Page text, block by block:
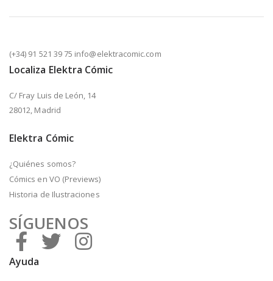
(+34) 91 521 39 75 info@elektracomic.com
Localiza Elektra Cómic
C/ Fray Luis de León, 14
28012, Madrid
Elektra Cómic
¿Quiénes somos?
Cómics en VO (Previews)
Historia de Ilustraciones
SÍGUENOS
Ayuda